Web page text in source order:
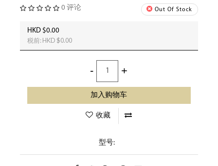
Out Of Stock
0 评论
HKD $0.00
税前: HKD $0.00
- +
加入购物车
收藏
型号: